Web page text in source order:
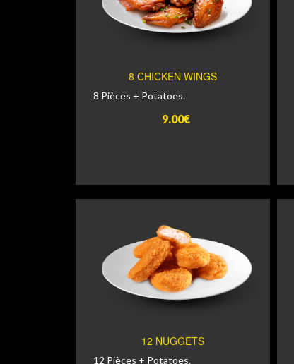
8 CHICKEN WINGS
8 Pièces + Potatoes.
9.00€
12 NUGGETS
12 Pièces + Potatoes.